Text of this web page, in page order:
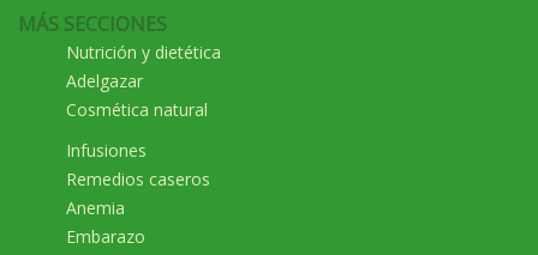
MÁS SECCIONES
Nutrición y dietética
Adelgazar
Cosmética natural
Infusiones
Remedios caseros
Anemia
Embarazo